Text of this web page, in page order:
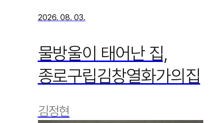
2026. 08. 03.
물방울이 태어난 집,
종로구립김창열화가의집
김정현